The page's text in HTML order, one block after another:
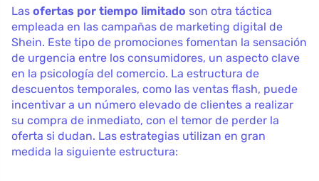
Las ofertas por tiempo limitado son otra táctica
empleada en las campañas de marketing digital de
Shein. Este tipo de promociones fomentan la sensación
de urgencia entre los consumidores, un aspecto clave
en la psicología del comercio. La estructura de
descuentos temporales, como las ventas flash, puede
incentivar a un número elevado de clientes a realizar
su compra de inmediato, con el temor de perder la
oferta si dudan. Las estrategias utilizan en gran
medida la siguiente estructura: